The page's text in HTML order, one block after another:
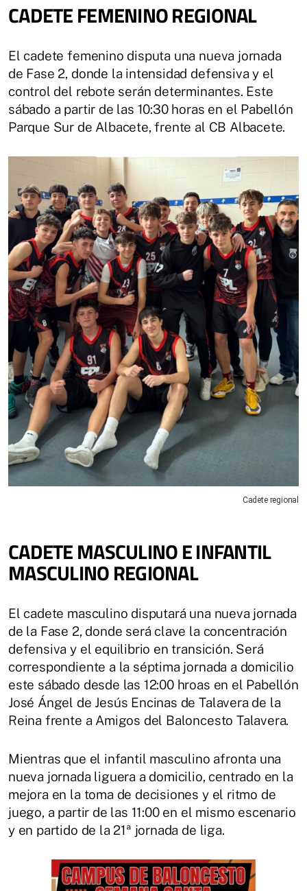
CADETE FEMENINO REGIONAL
El cadete femenino disputa una nueva jornada
de Fase 2, donde la intensidad defensiva y el
control del rebote serán determinantes. Este
sábado a partir de las 10:30 horas en el Pabellón
Parque Sur de Albacete, frente al CB Albacete.
Cadete regional
CADETE MASCULINO E INFANTIL
MASCULINO REGIONAL
El cadete masculino disputará una nueva jornada
de la Fase 2, donde será clave la concentración
defensiva y el equilibrio en transición. Será
correspondiente a la séptima jornada a domicilio
este sábado desde las 12:00 hroas en el Pabellón
José Ángel de Jesús Encinas de Talavera de la
Reina frente a Amigos del Baloncesto Talavera.
Mientras que el infantil masculino afronta una
nueva jornada liguera a domicilio, centrado en la
mejora en la toma de decisiones y el ritmo de
juego, a partir de las 11:00 en el mismo escenario
y en partido de la 21ª jornada de liga.